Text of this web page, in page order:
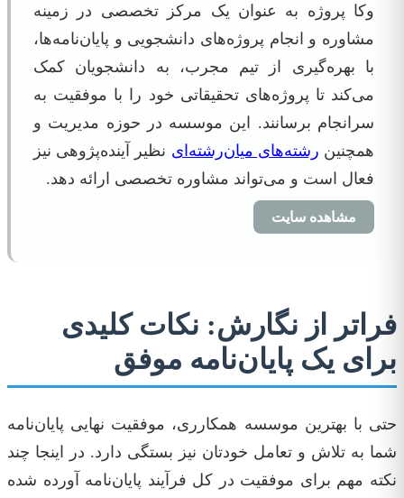
وکا پروژه به عنوان یک مرکز تخصصی در زمینه
مشاوره و انجام پروژه‌های دانشجویی و پایان‌نامه‌ها،
با بهره‌گیری از تیم مجرب، به دانشجویان کمک
می‌کند تا پروژه‌های تحقیقاتی خود را با موفقیت به
سرانجام برسانند. این موسسه در حوزه مدیریت و
همچنین رشته‌های میان‌رشته‌ای نظیر آینده‌پژوهی نیز
فعال است و می‌تواند مشاوره تخصصی ارائه دهد.
مشاهده سایت
فراتر از نگارش: نکات کلیدی
برای یک پایان‌نامه موفق
حتی با بهترین موسسه همکارری، موفقیت نهایی پایان‌نامه
شما به تلاش و تعامل خودتان نیز بستگی دارد. در اینجا چند
نکته مهم برای موفقیت در کل فرآیند پایان‌نامه آورده شده